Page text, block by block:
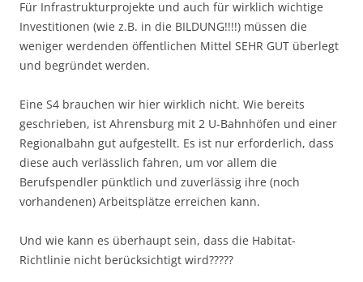
Für Infrastrukturprojekte und auch für wirklich wichtige
Investitionen (wie z.B. in die BILDUNG!!!!) müssen die
weniger werdenden öffentlichen Mittel SEHR GUT überlegt
und begründet werden.
Eine S4 brauchen wir hier wirklich nicht. Wie bereits
geschrieben, ist Ahrensburg mit 2 U-Bahnhöfen und einer
Regionalbahn gut aufgestellt. Es ist nur erforderlich, dass
diese auch verlässlich fahren, um vor allem die
Berufspendler pünktlich und zuverlässig ihre (noch
vorhandenen) Arbeitsplätze erreichen kann.
Und wie kann es überhaupt sein, dass die Habitat-
Richtlinie nicht berücksichtigt wird?????